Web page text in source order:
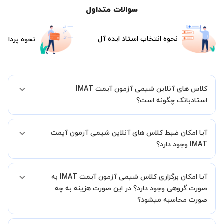
سوالات متداول
نحوه انتخاب استاد ایده آل نحوه
کلاس های آنلاین شیمی آزمون آیمت IMAT
استادبانک چگونه است؟
شما میدهیم که استاد شما پیش از جلسه تمامی موارد لازم برای برگزاری
یک کلاس آنلاین با کیفیت و مفید را به شما توضیح خواهند داد.
آیا امکان ضبط کلاس های آنلاین شیمی آزمون آیمت
IMAT وجود دارد؟
کنید.
آیا امکان برگزاری کلاس شیمی آزمون آیمت IMAT به
صورت گروهی وجود دارد؟ در این صورت هزینه به چه
صورت محاسبه میشود؟